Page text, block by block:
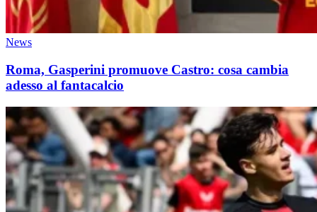
News
Roma, Gasperini promuove Castro: cosa cambia
adesso al fantacalcio